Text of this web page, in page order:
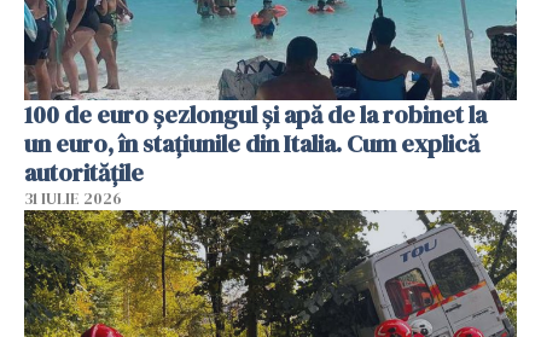
100 de euro șezlongul și apă de la robinet la
un euro, în stațiunile din Italia. Cum explică
autoritățile
31 IULIE 2026